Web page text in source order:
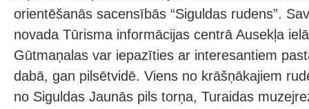
orientēšanās sacensībās “Siguldas rudens”.
novada Tūrisma informācijas centrā Ausekļa
Gūtmaņalas var iepazīties ar interesantiem
dabā, gan pilsētvidē. Viens no krāšņākajiem
no Siguldas Jaunās pils torņa, Turaidas